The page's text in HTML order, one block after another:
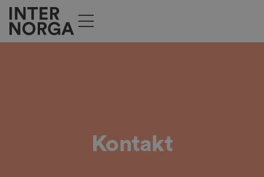
Kontakt